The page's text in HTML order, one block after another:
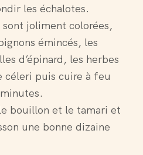
les échalotes.
joliment colorées,
émincés, les
d’épinard, les herbes
céleri puis cuire à feu
bouillon et le tamari et
une bonne dizaine